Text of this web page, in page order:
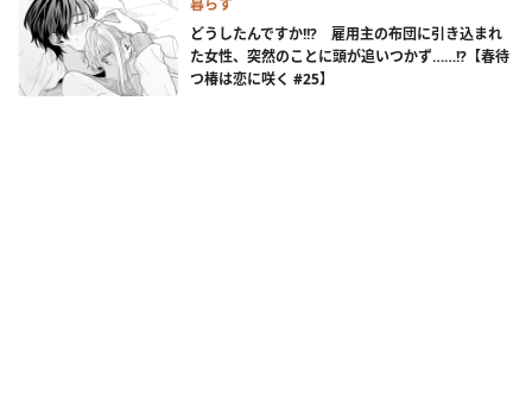
どうしたんですか!!? 雇用主の布団に引き込まれ
た女性、突然のことに頭が追いつかず……!?【春待
つ椿は恋に咲く #25】